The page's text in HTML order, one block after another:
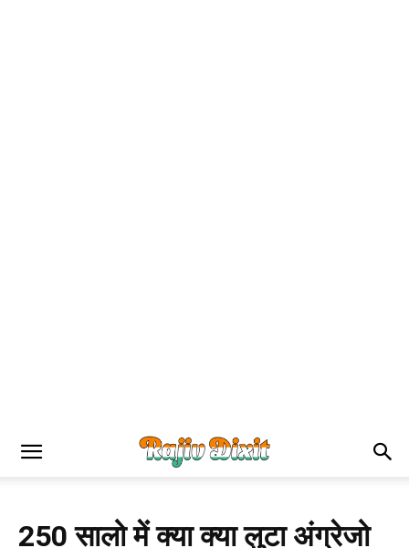
250 सालो में क्या क्या लुटा अंग्रेजो